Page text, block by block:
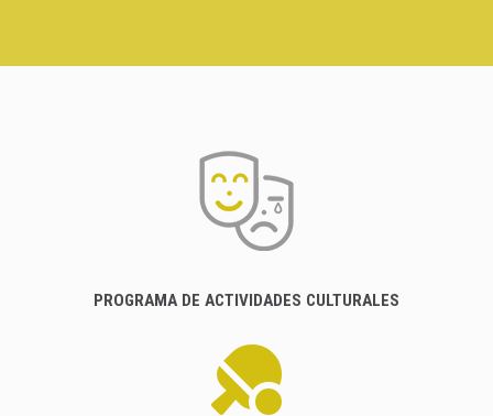
PROGRAMA DE ACTIVIDADES CULTURALES